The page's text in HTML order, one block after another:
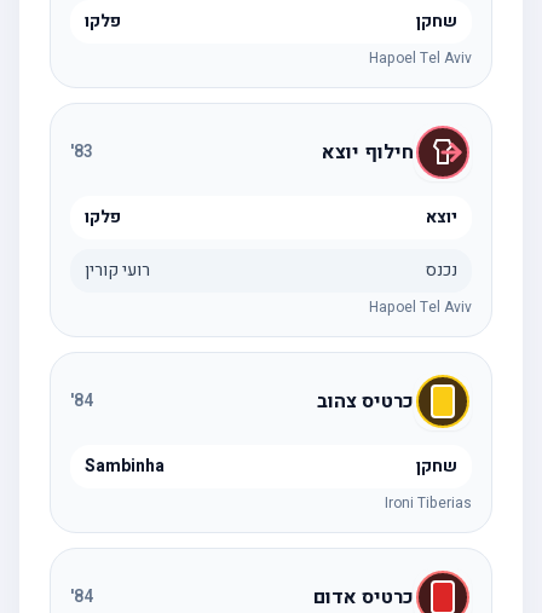
שחקן פלקו
Hapoel Tel Aviv
חילוף יוצא 83
'
יוצא פלקו
נכנס רועי קורין
Hapoel Tel Aviv
כרטיס צהוב 84
'
שחקן Sambinha
Ironi Tiberias
כרטיס אדום 84
'